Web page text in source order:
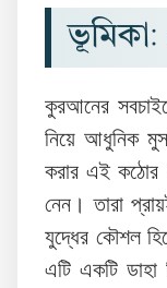
ভূমিকা:
কুরআনের
নিয়ে আধুনিক
করার এই কঠোর
নেন। তারা
যুদ্ধের কৌশল
এটি একটি ডাহা